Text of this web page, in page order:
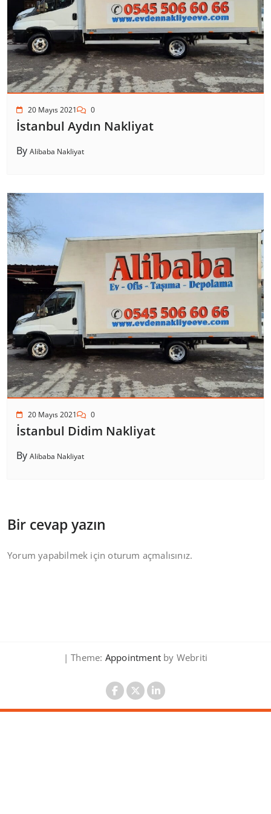
20 Mayıs 2021 0
İstanbul Aydın Nakliyat
By Alibaba Nakliyat
20 Mayıs 2021 0
İstanbul Didim Nakliyat
By Alibaba Nakliyat
Bir cevap yazın
Yorum yapabilmek için oturum açmalısınız.
| Theme: Appointmentby Webriti